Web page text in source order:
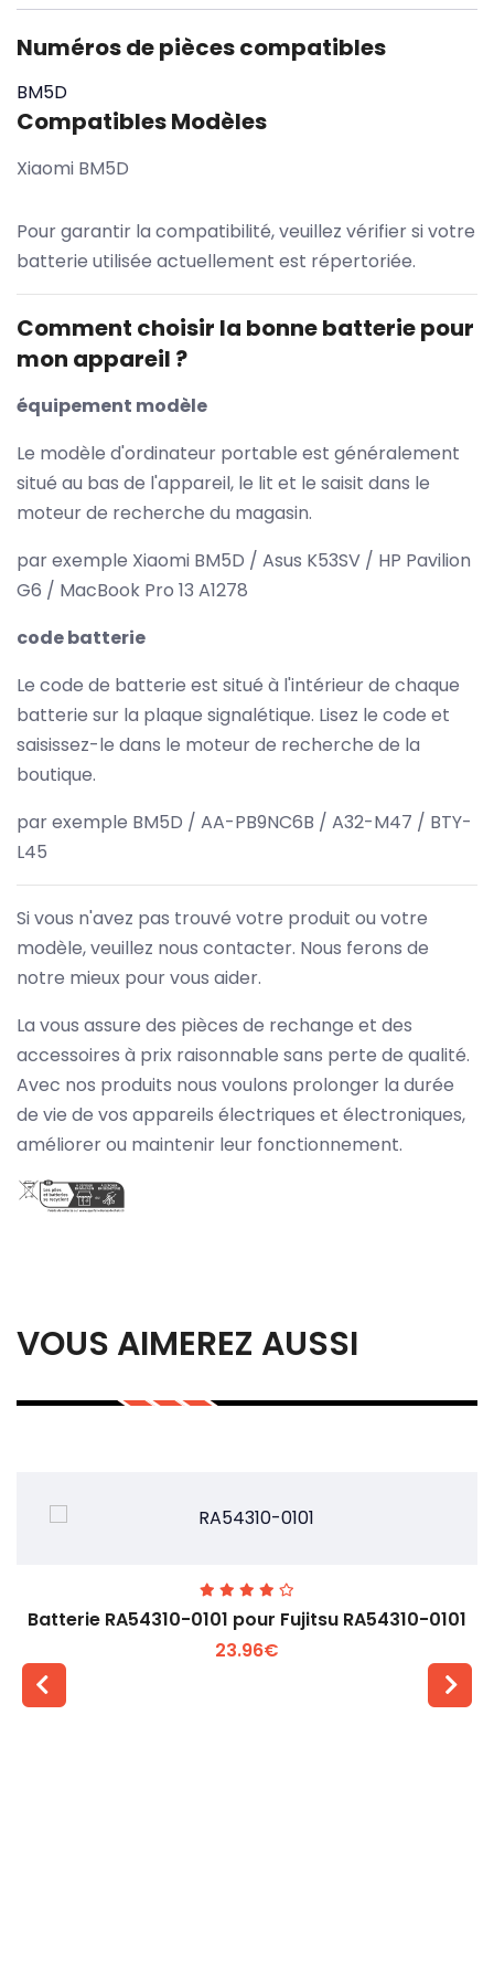
Numéros de pièces compatibles
BM5D
Compatibles Modèles
Xiaomi BM5D
Pour garantir la compatibilité, veuillez vérifier si votre
batterie utilisée actuellement est répertoriée.
Comment choisir la bonne batterie pour
mon appareil ?
équipement modèle
Le modèle d'ordinateur portable est généralement
situé au bas de l'appareil, le lit et le saisit dans le
moteur de recherche du magasin.
par exemple Xiaomi BM5D / Asus K53SV / HP Pavilion
G6 / MacBook Pro 13 A1278
code batterie
Le code de batterie est situé à l'intérieur de chaque
batterie sur la plaque signalétique. Lisez le code et
saisissez-le dans le moteur de recherche de la
boutique.
par exemple BM5D / AA-PB9NC6B / A32-M47 / BTY-
L45
Si vous n'avez pas trouvé votre produit ou votre
modèle, veuillez nous contacter. Nous ferons de
notre mieux pour vous aider.
La vous assure des pièces de rechange et des
accessoires à prix raisonnable sans perte de qualité.
Avec nos produits nous voulons prolonger la durée
de vie de vos appareils électriques et électroniques,
améliorer ou maintenir leur fonctionnement.
VOUS AIMEREZ AUSSI
Batterie RA54310-0101 pour Fujitsu RA54310-0101
23.96€